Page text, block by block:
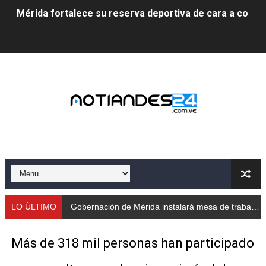
Mérida fortalece su reserva deportiva de cara a
Fundecem ofrece taller de bordado en punto de cruz
Hospital universitario muestra sus avances en visita
Instituto Nacional de Nutrición celebra Semana
Corposalud inició talleres para aspirantes al curso de
LO ÚLTIMO Gobernación de Mérida instalará mesa de trabajo con educadores jubilados
Más de 318 mil personas han participado